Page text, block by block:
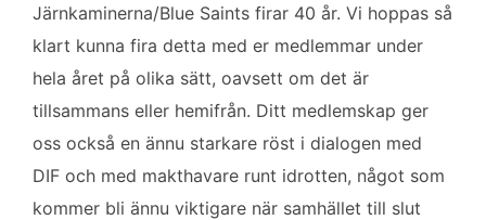
Järnkaminerna/Blue Saints firar 40 år. Vi hoppas så
klart kunna fira detta med er medlemmar under
hela året på olika sätt, oavsett om det är
tillsammans eller hemifrån. Ditt medlemskap ger
oss också en ännu starkare röst i dialogen med
DIF och med makthavare runt idrotten, något som
kommer bli ännu viktigare när samhället till slut